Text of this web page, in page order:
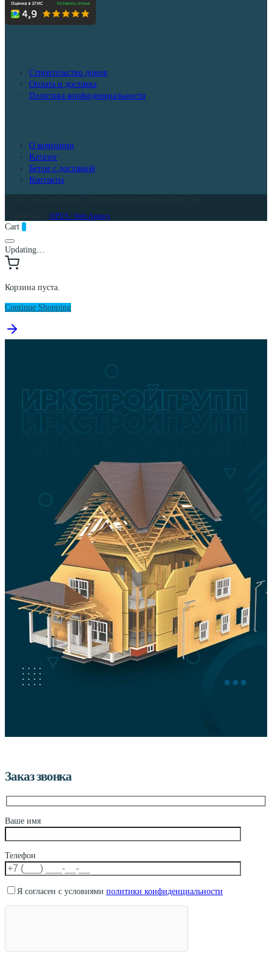
Строительство домов
Оплата и доставка
Политика конфиденциальности
О компании
Каталог
Бетон с доставкой
Контакты
OPUS | Web Agency
Cart
Updating…
Корзина пуста.
Continue Shopping
Заказ звонка
Ваше имя
Телефон
Я согласен с условиями политики конфиденциальности